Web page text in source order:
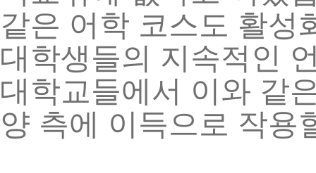
같은 어학 코스도 활성
대학생들의 지속적인
대학교들에서 이와 같
양 측에 이득으로 작용